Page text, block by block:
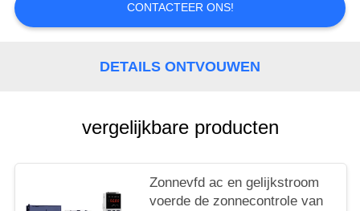
CONTACTEER ONS!
DETAILS ONTVOUWEN
vergelijkbare producten
Zonnevfd ac en gelijkstroom
voerde de zonnecontrole van